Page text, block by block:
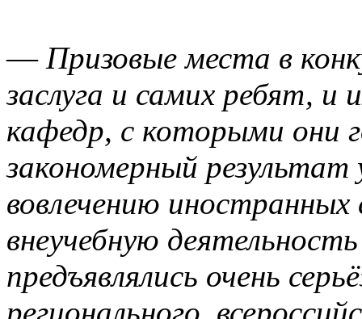
— Призовые места в
заслуга и самих ребят, и
кафедр, с которыми они
закономерный
вовлечению
внеучебную
предъявлялись очень